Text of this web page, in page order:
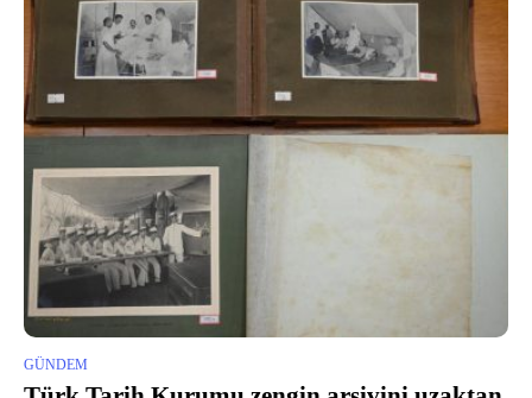
GÜNDEM